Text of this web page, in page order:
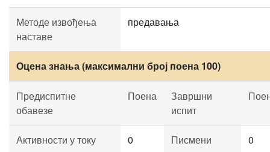
Методе извођења
наставе
предавања
Оцена знања (максимални број поена 100)
Предиспитне
обавезе
Поена
Завршни
испит
Активности у току
0
Писмени
0